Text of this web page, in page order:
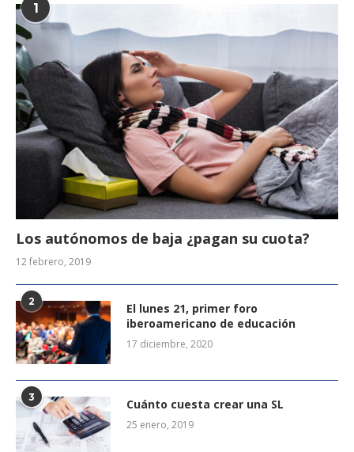
1
Los autónomos de baja ¿pagan su cuota?
12 febrero, 2019
2
El lunes 21, primer foro
iberoamericano de educación
17 diciembre, 2020
3 Cuánto cuesta crear una SL
25 enero, 2019